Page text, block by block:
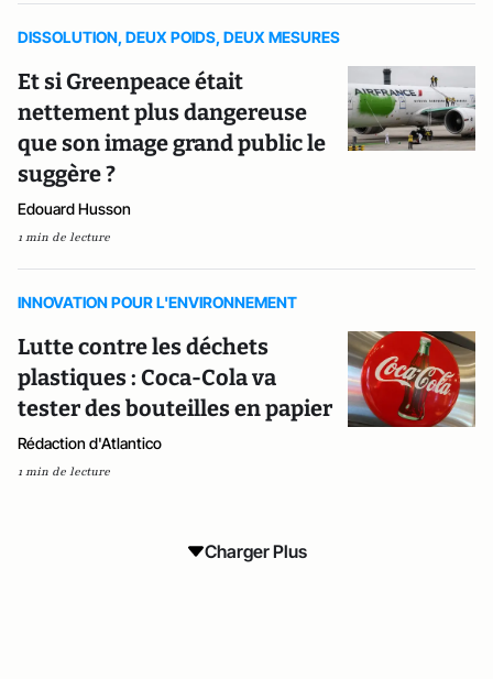
DISSOLUTION, DEUX POIDS, DEUX MESURES
Et si Greenpeace était
nettement plus dangereuse
que son image grand public le
suggère ?
Edouard Husson
1 min de lecture
INNOVATION POUR L'ENVIRONNEMENT
Lutte contre les déchets
plastiques : Coca-Cola va
tester des bouteilles en papier
Rédaction d'Atlantico
1 min de lecture
Charger Plus